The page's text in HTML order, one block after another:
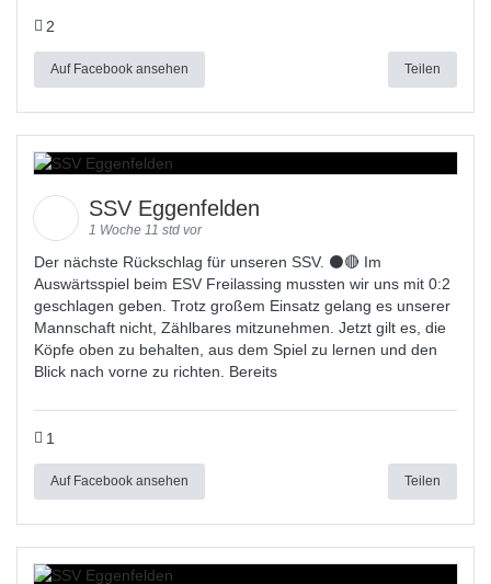
2
Auf Facebook ansehen Teilen
SSV Eggenfelden
1 Woche 11 std vor
Der nächste Rückschlag für unseren SSV. ⚫🔴 Im
Auswärtsspiel beim ESV Freilassing mussten wir uns mit 0:2
geschlagen geben. Trotz großem Einsatz gelang es unserer
Mannschaft nicht, Zählbares mitzunehmen. Jetzt gilt es, die
Köpfe oben zu behalten, aus dem Spiel zu lernen und den
Blick nach vorne zu richten. Bereits
1
Auf Facebook ansehen Teilen